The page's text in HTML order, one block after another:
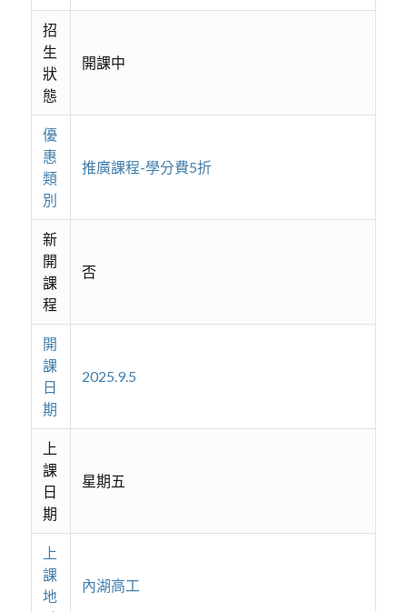
招
生
狀
態
開課中
優
惠
類
別
推廣課程-學分費5折
新
開
課
程
否
開
課
日
期
2025.9.5
上
課
日
期
星期五
上
課
地
內湖高工